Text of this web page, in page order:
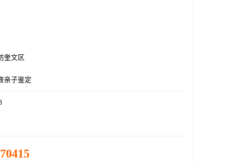
奎文区
亲子鉴定